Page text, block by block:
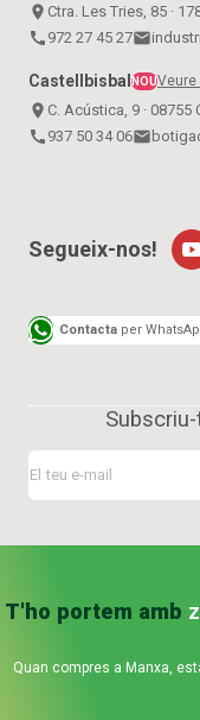
place Ctra. Les Tries, 85 ·
call 972 27 45 27email
Castellbisbal NOUVeure
place C. Acústica, 9 ·
call 937 50 34 06email
Segueix-nos!
Contacta per
T'ho portem amb
Quan compres a Manxa,